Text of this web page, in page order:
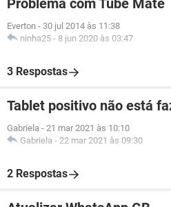
Problema com Tube Mate
Everton - 30 jul 2014 às 11:38
ninha25 - 8 jun 2020 às 03:47
3 Respostas
Tablet positivo não está
Gabriela - 21 mar 2021 às 10:10
Gabriela - 22 mar 2021 às 09:30
2 Respostas